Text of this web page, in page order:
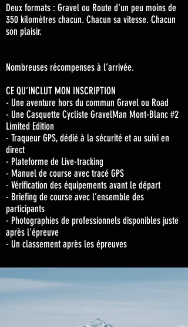
Deux formats : Gravel ou Route d'un peu moins de
350 kilomètres chacun. Chacun sa vitesse. Chacun
son plaisir.
Nombreuses récompenses à l’arrivée.
CE QU’INCLUT MON INSCRIPTION
- Une aventure hors du commun Gravel ou Road
- Une Casquette Cycliste GravelMan Mont-Blanc #2
Limited Edition
- Traqueur GPS, dédié à la sécurité et au suivi en
direct
- Plateforme de Live-tracking
- Manuel de course avec tracé GPS
- Vérification des équipements avant le départ
- Briefing de course avec l’ensemble des
participants
- Photographies de professionnels disponibles juste
après l'épreuve
- Un classement après les épreuves